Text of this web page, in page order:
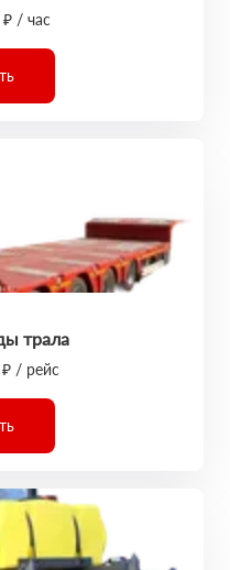
/ час
трала
/ рейс